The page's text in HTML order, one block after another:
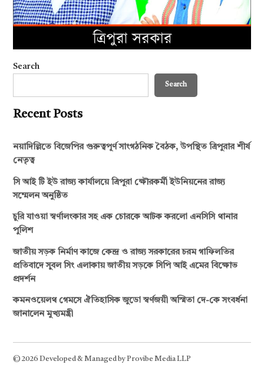
Search
Search
Recent Posts
নয়াদিল্লিতে বিজেপির গুরুত্বপূর্ণ সাংগঠনিক বৈঠক, উপস্থিত ত্রিপুরার শীর্ষ
নেতৃত্ব
সি আই টি ইউ রাজ্য কার্যালয়ে ত্রিপুরা ক্ষৌরকর্মী ইউনিয়নের রাজ্য
সম্মেলন অনুষ্ঠিত
চুরি যাওয়া স্বর্ণালংকার সহ এক চোরকে আটক করলো এনসিসি থানার
পুলিশ
জাতীয় সড়ক নির্মাণ কাজে কেন্দ্র ও রাজ্য সরকারের চরম গাফিলতির
প্রতিবাদে সুবল সিং এলাকায় জাতীয় সড়কে সিপি আই এমের বিক্ষোভ
প্রদর্শন
কমনওয়েলথ গেমসে ঐতিহাসিক জুডো স্বর্ণজয়ী অস্মিতা দে-কে সংবর্ধনা
জানালেন মুখ্যমন্ত্রী
© 2026 Developed & Managed by Provibe Media LLP